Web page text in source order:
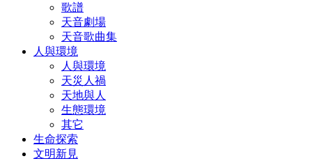
歌譜
天音劇場
天音歌曲集
人與環境
人與環境
天災人禍
天地與人
生態環境
其它
生命探索
文明新見